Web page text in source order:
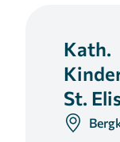
Kath.
St.